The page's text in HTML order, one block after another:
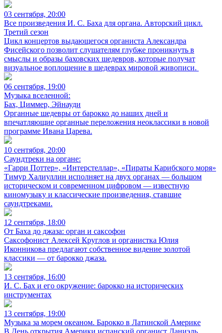
03 сентября, 20:00
Все произведения И. С. Баха для органа. Авторский цикл.
Третий сезон
Цикл концертов выдающегося органиста Александра
Фисейского позволит слушателям глубже проникнуть в
смыслы и образы баховских шедевров, которые получат
визуальное воплощение в шедеврах мировой живописи.
06 сентября, 19:00
Музыка вселенной:
Бах, Циммер, Эйнауди
Органные шедевры от барокко до наших дней и
впечатляющие органные переложения неоклассики в новой
программе Ивана Царева.
10 сентября, 20:00
Саундтреки на органе:
«Гарри Поттер», «Интерстеллар», «Пираты Карибского моря»
Тимур Халиуллин исполняет на двух органах — большом
историческом и современном цифровом — известную
киномузыку и классические произведения, ставшие
саундтреками.
12 сентября, 18:00
От Баха до джаза: орган и саксофон
Саксофонист Алексей Круглов и органистка Юлия
Иконникова предлагают собственное видение золотой
классики — от барокко джаза.
13 сентября, 16:00
И. С. Бах и его окружение: барокко на исторических
инструментах
13 сентября, 19:00
Музыка за морем океаном. Барокко в Латинской Америке
В День открытия Америки испанский органист Даниэль